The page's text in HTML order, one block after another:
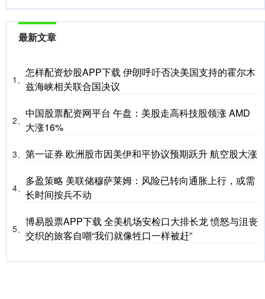
最新文章
1、
怎样配资炒股APP下载 伊朗呼吁否决美国支持的霍尔木
兹海峡相关联合国决议
2、
中国股票配资网平台 午盘：美股走高科技股领涨 AMD
大涨16%
3、 第一证券 欧洲股市因美伊和平协议预期跃升 航空股大涨
4、
多盈策略 美联储穆萨莱姆：风险已转向通胀上行，或需
长时间按兵不动
5、
博易股票APP下载 全美机场安检口大排长龙 愤怒与沮丧
交织的旅客自嘲“我们就像牲口一样被赶”